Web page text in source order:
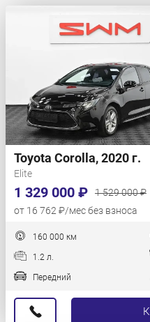
Toyota Corolla, 2020 г.
Elite
1 329 000 ₽
1 529 000 ₽
от 16 762 ₽/мес без взноса
160 000 км
1.2 л.
Передний